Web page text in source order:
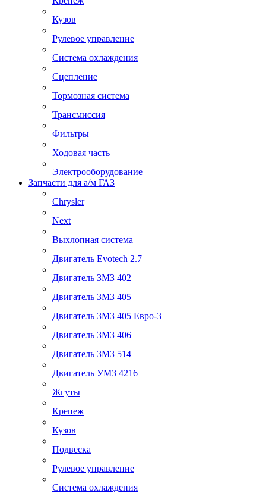
Кузов
Рулевое управление
Система охлаждения
Сцепление
Тормозная система
Трансмиссия
Фильтры
Ходовая часть
Электрооборудование
Запчасти для а/м ГАЗ
Chrysler
Next
Выхлопная система
Двигатель Evotech 2.7
Двигатель ЗМЗ 402
Двигатель ЗМЗ 405
Двигатель ЗМЗ 405 Евро-3
Двигатель ЗМЗ 406
Двигатель ЗМЗ 514
Двигатель УМЗ 4216
Жгуты
Крепеж
Кузов
Подвеска
Рулевое управление
Система охлаждения